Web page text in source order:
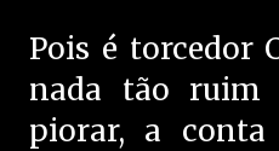
Pois é torcedor
nada tão ruim
piorar, a conta